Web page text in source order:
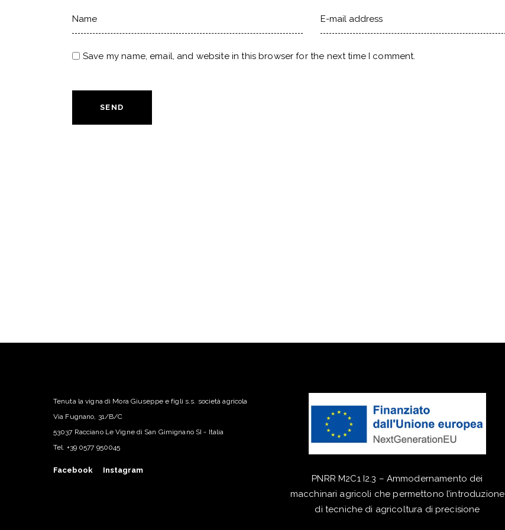
Save my name, email, and website in this browser for the next time I comment.
SEND
Tenuta la vigna di Mora Giuseppe e figli s.s. società agricola
Via Fugnano, 31/B/C
53037 Racciano Le Vigne di San Gimignano SI - Italia
Tel. +39 0577 950045
Facebook Instagram
PNRR M2C1 I2.3 – Ammodernamento dei
macchinari agricoli che permettono l’introduzione
di tecniche di agricoltura di precisione